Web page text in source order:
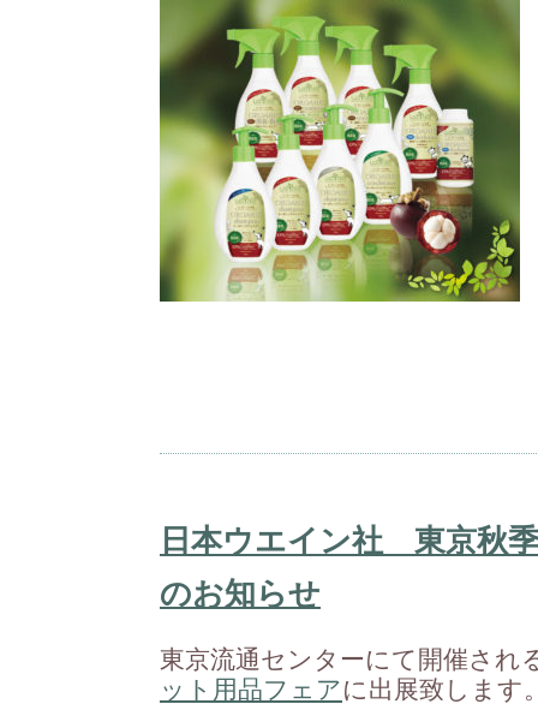
日本ウエイン社 東京秋
のお知らせ
東京流通センターにて開催され
ット用品フェアに出展致します